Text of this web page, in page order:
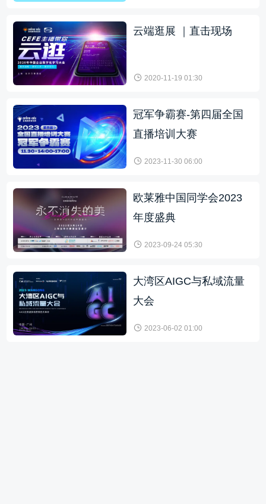
云端逛展 ｜直击现场
2020-11-19 01:30
冠军争霸赛-第四届全国
直播培训大赛
2023-11-30 06:00
欧莱雅中国同学会2023
年度盛典
2023-09-24 05:30
大湾区AIGC与私域流量
大会
2023-06-02 01:00